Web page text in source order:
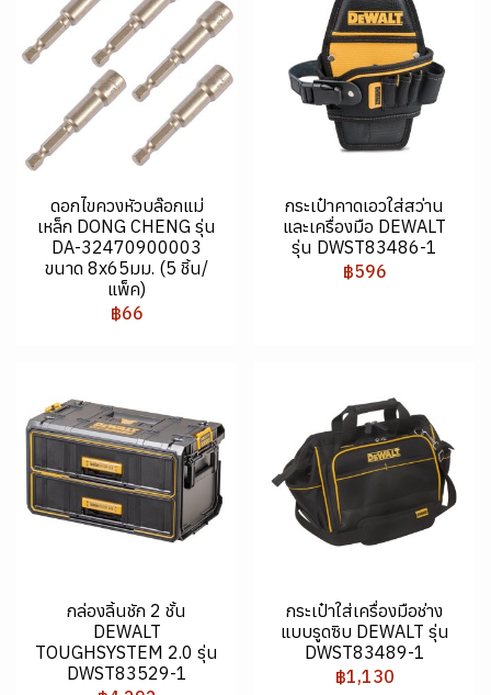
ดอกไขควงหัวบล๊อกแม่
เหล็ก DONG CHENG รุ่น
DA-32470900003
ขนาด 8x65มม. (5 ชิ้น/
แพ็ค)
฿66
กระเป๋าคาดเอวใส่สว่าน
และเครื่องมือ DEWALT
รุ่น DWST83486-1
฿596
กล่องลิ้นชัก 2 ชั้น
DEWALT
TOUGHSYSTEM 2.0 รุ่น
DWST83529-1
กระเป๋าใส่เครื่องมือช่าง
แบบรูดซิบ DEWALT รุ่น
DWST83489-1
฿1,130